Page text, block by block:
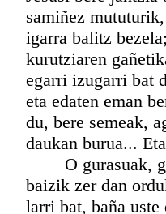
samiñez
igarra balitz
kurutziaren
egarri izugarri bat
eta edaten eman
du, bere semeak,
daukan burua...
O gurasuak,
baizik zer dan
larri bat, baña uste